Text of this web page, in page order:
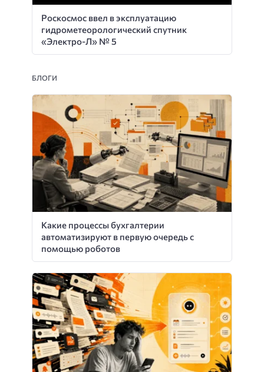
Роскосмос ввел в эксплуатацию
гидрометеорологический спутник
«Электро-Л» № 5
БЛОГИ
Какие процессы бухгалтерии
автоматизируют в первую очередь с
помощью роботов